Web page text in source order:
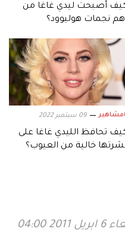
أصبحت ليدي غاغا من
نجمات هوليوود؟
09 سبتمبر 2022
تحافظ الليدي غاغا على
خالية من العيوب؟
2011 04:00